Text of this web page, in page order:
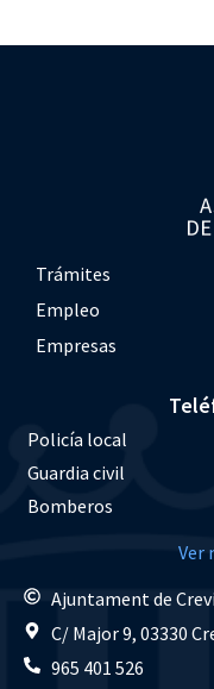
Trámites
Empleo
Empresas
Policía local
Guardia civil
Bomberos
Ver
Ajuntament de
C/ Major 9, 03330
965 401 526